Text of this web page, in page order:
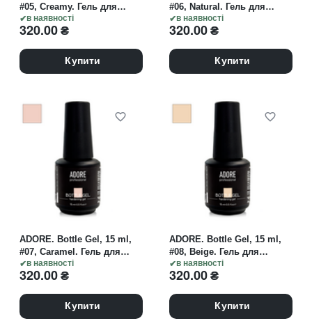
в наявності
#05, Creamy. Гель для
зміцнення, кремово-
рожевий
320.00₴
Купити
в наявності
#06, Natural. Гель для
зміцнення, натуральний
320.00₴
Купити
в наявності
ADORE. Bottle Gel, 15 ml,
#07, Caramel. Гель для
зміцнення, карамельний
320.00₴
Купити
в наявності
ADORE. Bottle Gel, 15 ml,
#08, Beige. Гель для
зміцнення, бежевий
320.00₴
Купити